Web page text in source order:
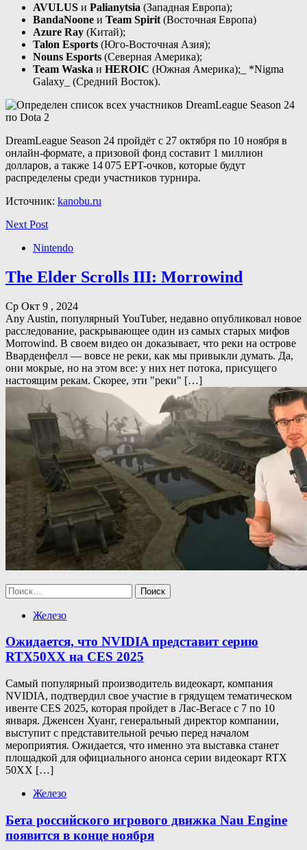
AVULUS и Palianytsia (Западная Европа);
BandaNoone и Team Spirit (Восточная Европа)
Azure Ray (Китай);
Talon Esports (Юго-Восточная Азия);
Nouns Esports (Северная Америка);
Team Waska и HEROIC (Южная Америка);_ *Nigma
Galaxy_ (Средний Восток).
DreamLeague Season 24 пройдёт с 27 октября по 10 ноября в
онлайн-формате, а призовой фонд составит 1 миллион
долларов, а также 14 075 EPT-очков, которые будут
распределены среди участников турнира.
Источник: kanobu.ru
Next Post
Nintendo
The Elder Scrolls III: Morrowind
Ср Окт 9 , 2024
Any Austin, популярный YouTuber, недавно опубликовал новое
расследование, раскрывающее один из самых старых мифов
Morrowind. В своем видео он доказывает, что реки на острове
Вварденфелл — вовсе не реки, как мы привыкли думать. Да,
они мокрые, но на этом все: у них нет потока, присущего
настоящим рекам. Скорее, эти "реки" […]
Найти:
Железо
Ожидается, что NVIDIA представит серию
RTX50XX на CES 2025
Самый популярный производитель видеокарт, компания
NVIDIA, подтвердил свое участие в грядущем тематическом
ивенте CES 2025, которая пройдет в Лас-Вегасе с 7 по 10
января. Дженсен Хуанг, генеральный директор компании,
выступит с представительной речью перед началом
мероприятия. Ожидается, что именно эта выставка станет
площадкой для официального анонса серии видеокарт RTX
50XX […]
Железо
Бета российского игрового движка Nau Engine
появится в конце ноября